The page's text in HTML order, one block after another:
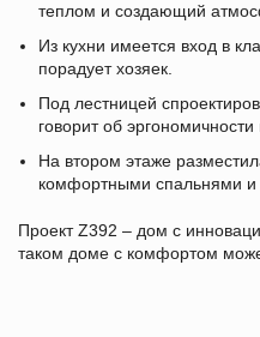
теплом и создающий
Из кухни имеется вход в
порадует хозяек.
Под лестницей
говорит об эргономичности
На втором этаже
комфортными спальнями и
Проект Z392 – дом с
таком доме с комфортом